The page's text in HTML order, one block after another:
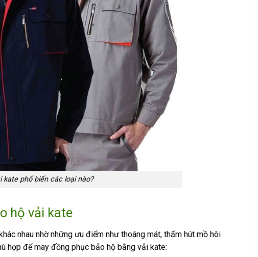
phổ biến các loại nào?
hộ vải kate
nhau nhờ những ưu điểm như thoáng mát, thấm hút mồ hôi
hợp để may đồng phục bảo hộ bằng vải kate: